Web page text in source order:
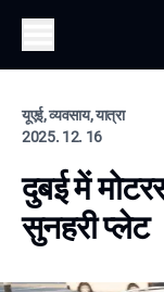
यूएई, व्यवसाय, यात्रा
2025. 12. 16
दुबई में
सुनहरी प्लेट